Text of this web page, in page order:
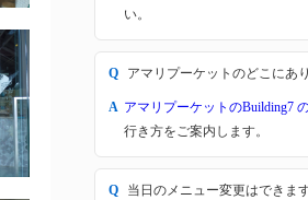
い。
Q アマリプーケットのどこにあ
A アマリプーケットのBuilding7
行き方をご案内します。
Q 当日のメニュー変更はできま